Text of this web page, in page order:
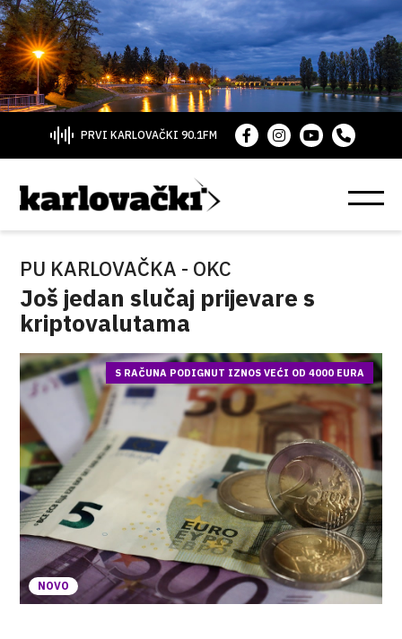
PRVI KARLOVAČKI 90.1FM
PU KARLOVAČKA - OKC
Još jedan slučaj prijevare s
kriptovalutama
NOVO
S RAČUNA PODIGNUT IZNOS VEĆI OD 4000 EURA